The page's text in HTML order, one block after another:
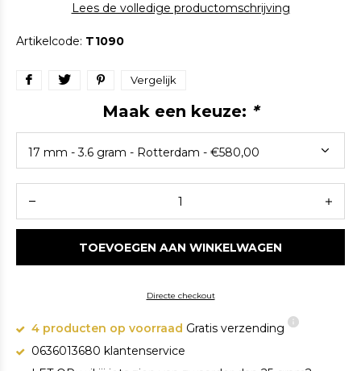
Lees de volledige productomschrijving
Artikelcode: T1090
Vergelijk
Maak een keuze: *
TOEVOEGEN AAN WINKELWAGEN
Directe checkout
4 producten op voorraad Gratis verzending
0636013680 klantenservice